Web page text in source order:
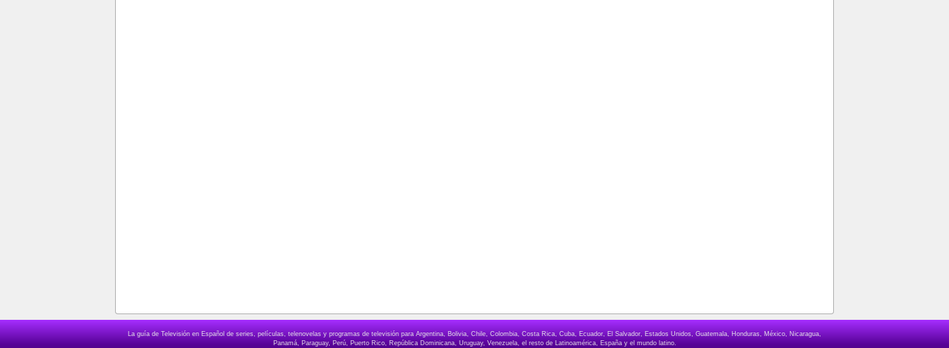
La guía de Televisión en Español de series, películas, telenovelas y programas de televisión para Argentina, Bolivia, Chile, Colombia, Costa Rica, Cuba, Ecuador, El Salvador, Estados Unidos, Guatemala, Honduras, México, Nicaragua,
Panamá, Paraguay, Perú, Puerto Rico, República Dominicana, Uruguay, Venezuela, el resto de Latinoamérica, España y el mundo latino.